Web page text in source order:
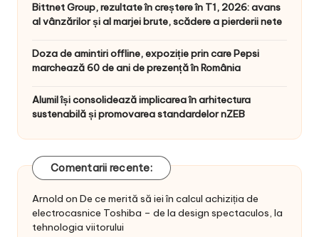
Bittnet Group, rezultate în creștere în T1, 2026: avans
al vânzărilor și al marjei brute, scădere a pierderii nete
Doza de amintiri offline, expoziție prin care Pepsi
marchează 60 de ani de prezență în România
Alumil își consolidează implicarea în arhitectura
sustenabilă și promovarea standardelor nZEB
Comentarii recente:
Arnold on De ce merită să iei în calcul achiziția de
electrocasnice Toshiba – de la design spectaculos, la
tehnologia viitorului